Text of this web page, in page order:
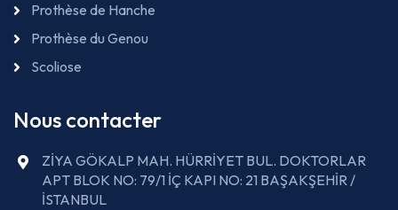
Prothèse de Hanche
Prothèse du Genou
Scoliose
Nous contacter
ZİYA GÖKALP MAH. HÜRRİYET BUL. DOKTORLAR
APT BLOK NO: 79/1 İÇ KAPI NO: 21 BAŞAKŞEHİR /
İSTANBUL